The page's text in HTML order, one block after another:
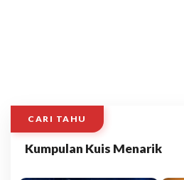
CARI TAHU
Kumpulan Kuis Menarik